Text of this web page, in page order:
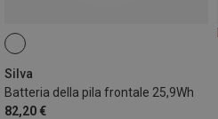
Silva
Batteria della pila frontale 25,9Wh
82,20 €